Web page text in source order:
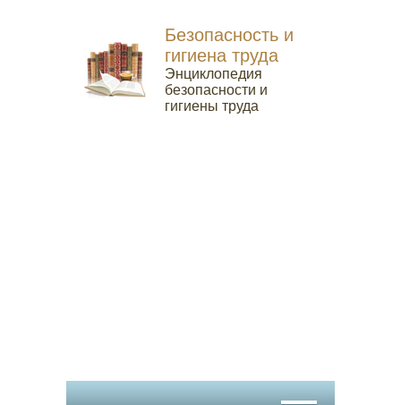
Безопасность и
гигиена труда
Энциклопедия
безопасности и
гигиены труда